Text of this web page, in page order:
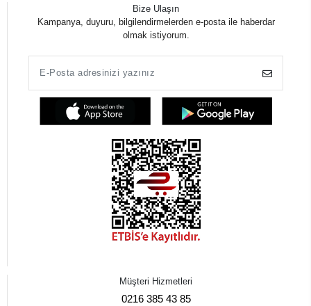
Bize Ulaşın
Kampanya, duyuru, bilgilendirmelerden e-posta ile haberdar
olmak istiyorum.
Müşteri Hizmetleri
0216 385 43 85